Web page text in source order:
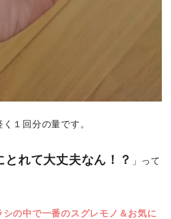
１回分の量です。
とれて大丈夫なん！？ 」って
の中で一番のスグレモノ＆お気に